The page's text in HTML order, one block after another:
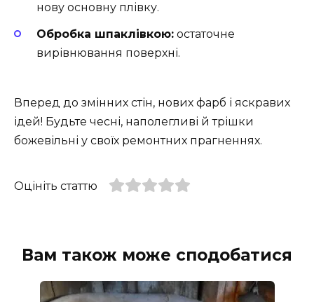
нову основну плівку.
Обробка шпаклівкою: остаточне
вирівнювання поверхні.
Вперед до змінних стін, нових фарб і яскравих
ідей! Будьте чесні, наполегливі й трішки
божевільні у своїх ремонтних прагненнях.
Оцініть статтю
Вам також може сподобатися